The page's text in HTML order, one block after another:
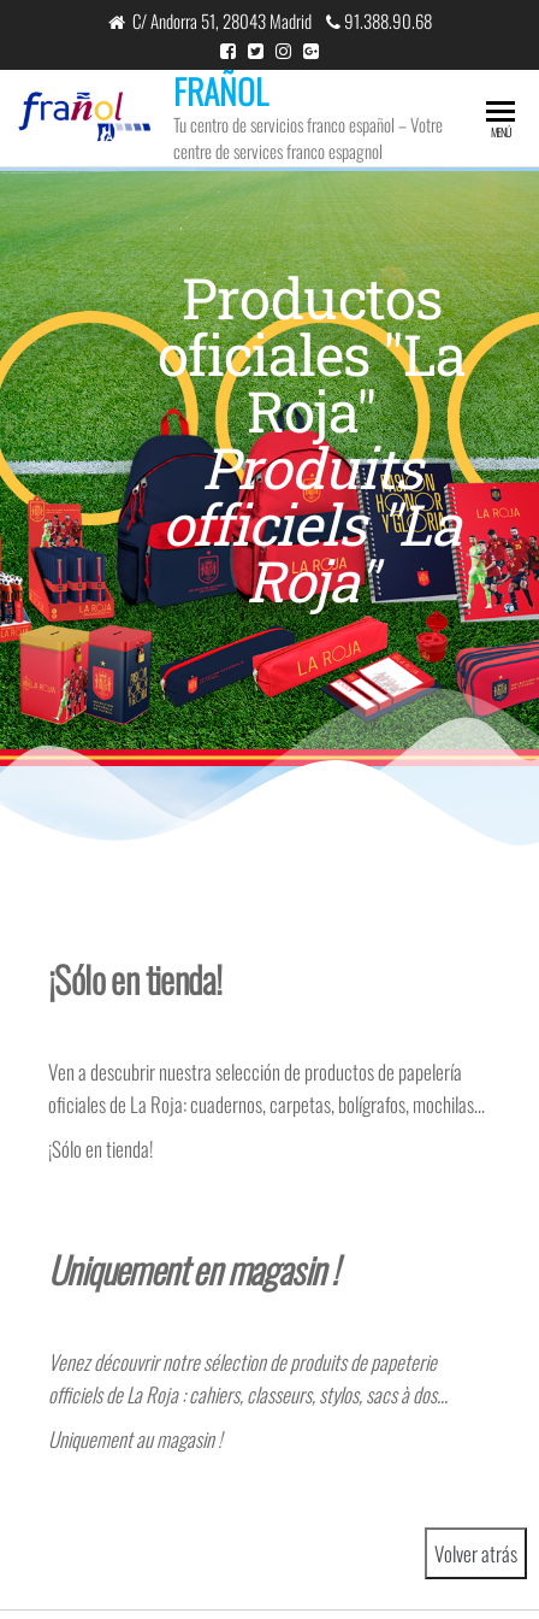
C/ Andorra 51, 28043 Madrid 91.388.90.68
FRAÑOL
Tu centro de servicios franco español – Votre
centre de services franco espagnol
MENÚ
JUN
18
2024
0 Productos
oficiales "La
Roja"
Produits
officiels "La
Roja"
¡Sólo en tienda!
Ven a descubrir nuestra selección de productos de papelería
oficiales de La Roja: cuadernos, carpetas, bolígrafos, mochilas…
¡Sólo en tienda!
Uniquement en magasin !
Venez découvrir notre sélection de produits de papeterie
officiels de La Roja : cahiers, classeurs, stylos, sacs à dos…
Uniquement au magasin !